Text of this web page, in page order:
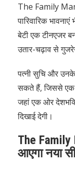
The Family
पारिवारिक
बेटी एक टीनएजर
उतार-चढ़ाव से
पत्नी सुचि और
सकते हैं, जिससे एक
जहां एक ओर
दिखाई देगी।
The
आएगा नया